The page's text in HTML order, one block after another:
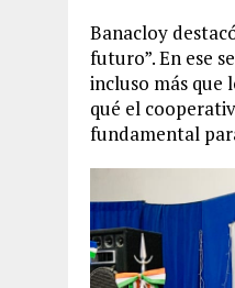
Banacloy
futuro”. En ese
incluso más que
qué el
fundamental